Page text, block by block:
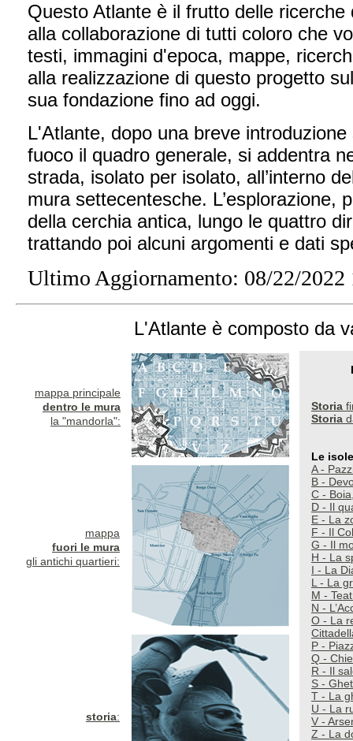
Questo Atlante è il frutto delle
alla collaborazione di tutti coloro che
testi, immagini d'epoca, mappe,
alla realizzazione di questo progetto
sua fondazione fino ad oggi.
L'Atlante, dopo una breve
fuoco il quadro generale, si addentra
strada, isolato per isolato, all’interno
mura settecentesche. L’esplorazione,
della cerchia antica, lungo le quattro
trattando poi alcuni argomenti e dati
Ultimo Aggiornamento: 08/22/2022
L'Atlante è composto da
Storia
Storia
Le
A -
B -
C -
D - Il
E - La
F - Il
G - Il
H - La
I - La
L - La
M -
N -
O - La
P -
Q -
R - Il
S -
T - La
U - La
V -
Z - La
mappa principale
dentro le mura
la "mandorla":
mappa
fuori le mura
gli antichi quartieri:
storia: